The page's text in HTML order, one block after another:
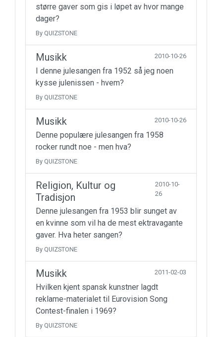
større gaver som gis i løpet av hvor mange
dager?
By QUIZSTONE
Musikk 2010-10-26
I denne julesangen fra 1952 så jeg noen
kysse julenissen - hvem?
By QUIZSTONE
Musikk 2010-10-26
Denne populære julesangen fra 1958
rocker rundt noe - men hva?
By QUIZSTONE
Religion, Kultur og
Tradisjon
2010-10-
26
Denne julesangen fra 1953 blir sunget av
en kvinne som vil ha de mest ektravagante
gaver. Hva heter sangen?
By QUIZSTONE
Musikk 2011-02-03
Hvilken kjent spansk kunstner lagdt
reklame-materialet til Eurovision Song
Contest-finalen i 1969?
By QUIZSTONE